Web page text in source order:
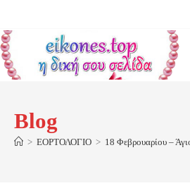
content
Blog
> ΕΟΡΤΟΛΟΓΙΟ > 18 Φεβρουαρίου –